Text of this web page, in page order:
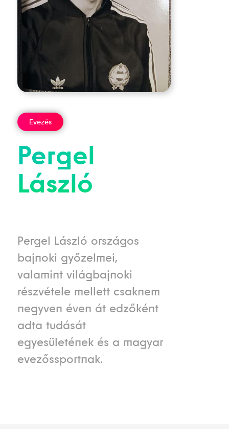
Evezés
Pergel
László
Pergel László országos
bajnoki győzelmei,
valamint világbajnoki
részvétele mellett csaknem
negyven éven át edzőként
adta tudását
egyesületének és a magyar
evezőssportnak.